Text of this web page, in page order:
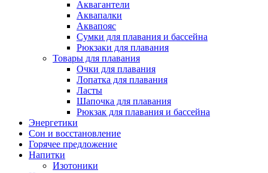
Аквагантели
Аквапалки
Аквапояс
Сумки для плавания и бассейна
Рюкзаки для плавания
Товары для плавания
Очки для плавания
Лопатка для плавания
Ласты
Шапочка для плавания
Рюкзак для плавания и бассейна
Энергетики
Сон и восстановление
Горячее предложение
Напитки
Изотоники